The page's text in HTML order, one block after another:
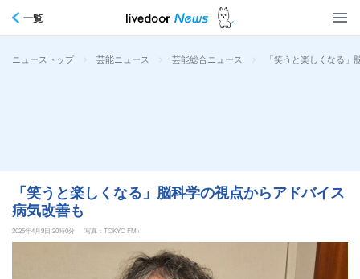
一覧
ニューストップ > 芸能ニュース > 芸能総合ニュース > 「笑うと楽しくなる
「笑うと楽しくなる」脳科学の視点からアドバイス
病気改善も
2025年4月9日 20時0分 写真：TOKYO FM+